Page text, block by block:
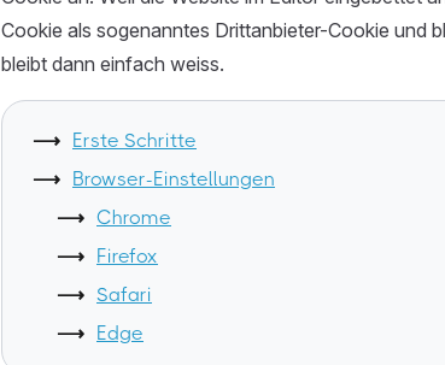
Cookie als sogenanntes Drittanbieter-Cookie und
bleibt dann einfach weiss.
Erste Schritte
Browser-Einstellungen
Chrome
Firefox
Safari
Edge